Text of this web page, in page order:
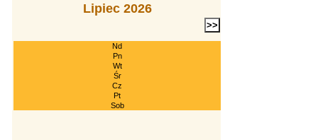
Lipiec 2026
Nd
Pn
Wt
Śr
Cz
Pt
Sob